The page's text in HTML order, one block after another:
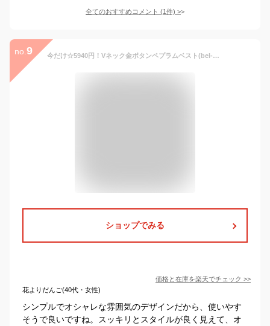
全てのおすすめコメント (1件) >
no. 9 今だけ☆5940円！Vネック金ボタンペプラムベスト(bel-hr-0626) レディース 2026年春新作 ベスト ジレ ペプラム シンプル キレイめ 着回し 結婚式 お呼ばれ オケージョン セレモニー 楽ちん トップス reca レカ ネコポス発送10 k
ショップでみる
価格と在庫を楽天でチェック >>
花よりだんご(40代・女性)
シンプルでオシャレな雰囲気のデザインだから、使いやす
そうで良いですね。スッキリとスタイルが良く見えて、オ